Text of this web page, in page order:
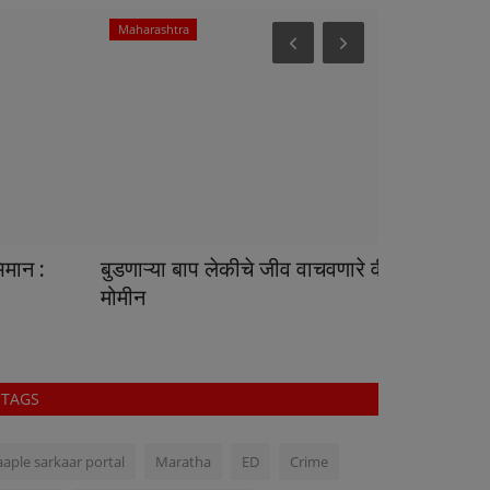
बाप लेकीचे जीव वाचवणारे वीर डॉ. मुजाहिद
TAGS
sarkaar portal Maratha ED Crime